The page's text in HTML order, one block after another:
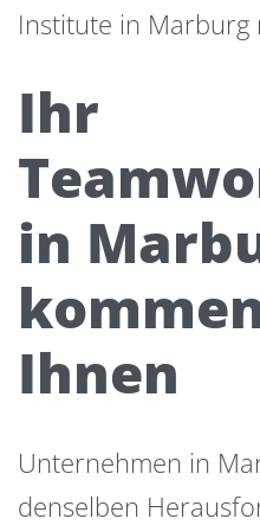
Institute in Marburg
Ihr
in
Ihnen
Unternehmen in
denselben